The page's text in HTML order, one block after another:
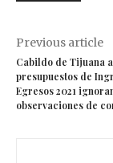
Previous article
Cabildo de Tijuana
presupuestos de
Egresos 2021
observaciones de